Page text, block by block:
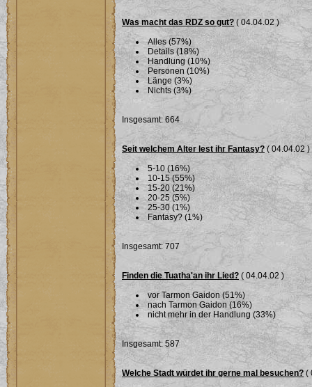
Was macht das RDZ so gut? ( 04.04.02 )
Alles (57%)
Details (18%)
Handlung (10%)
Personen (10%)
Länge (3%)
Nichts (3%)
Insgesamt: 664
Seit welchem Alter lest ihr Fantasy? ( 04.04.02 )
5-10 (16%)
10-15 (55%)
15-20 (21%)
20-25 (5%)
25-30 (1%)
Fantasy? (1%)
Insgesamt: 707
Finden die Tuatha'an ihr Lied? ( 04.04.02 )
vor Tarmon Gaidon (51%)
nach Tarmon Gaidon (16%)
nicht mehr in der Handlung (33%)
Insgesamt: 587
Welche Stadt würdet ihr gerne mal besuchen? (